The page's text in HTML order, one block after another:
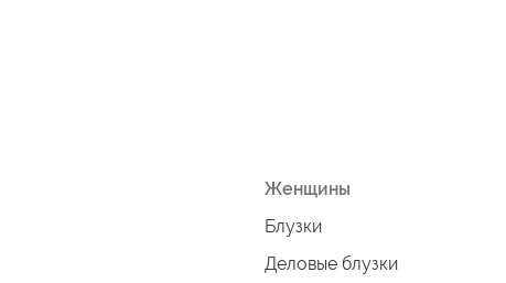
Женщины
Блузки
Деловые блузки